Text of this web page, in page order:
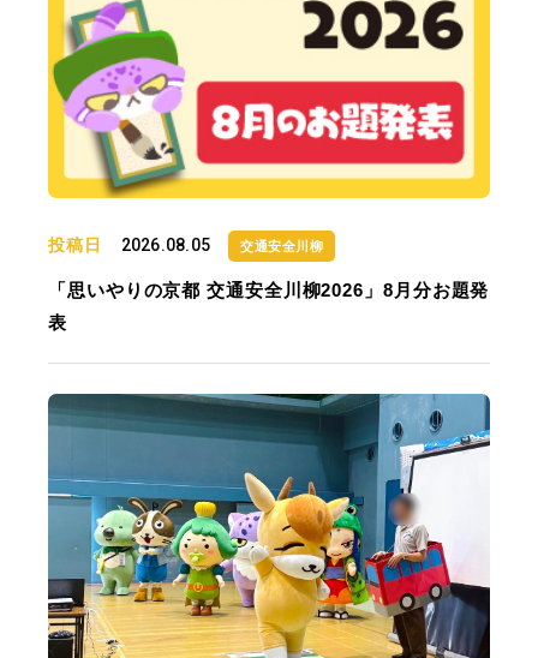
投稿日 2026.08.05 交通安全川柳
「思いやりの京都 交通安全川柳2026」8月分お題発
表